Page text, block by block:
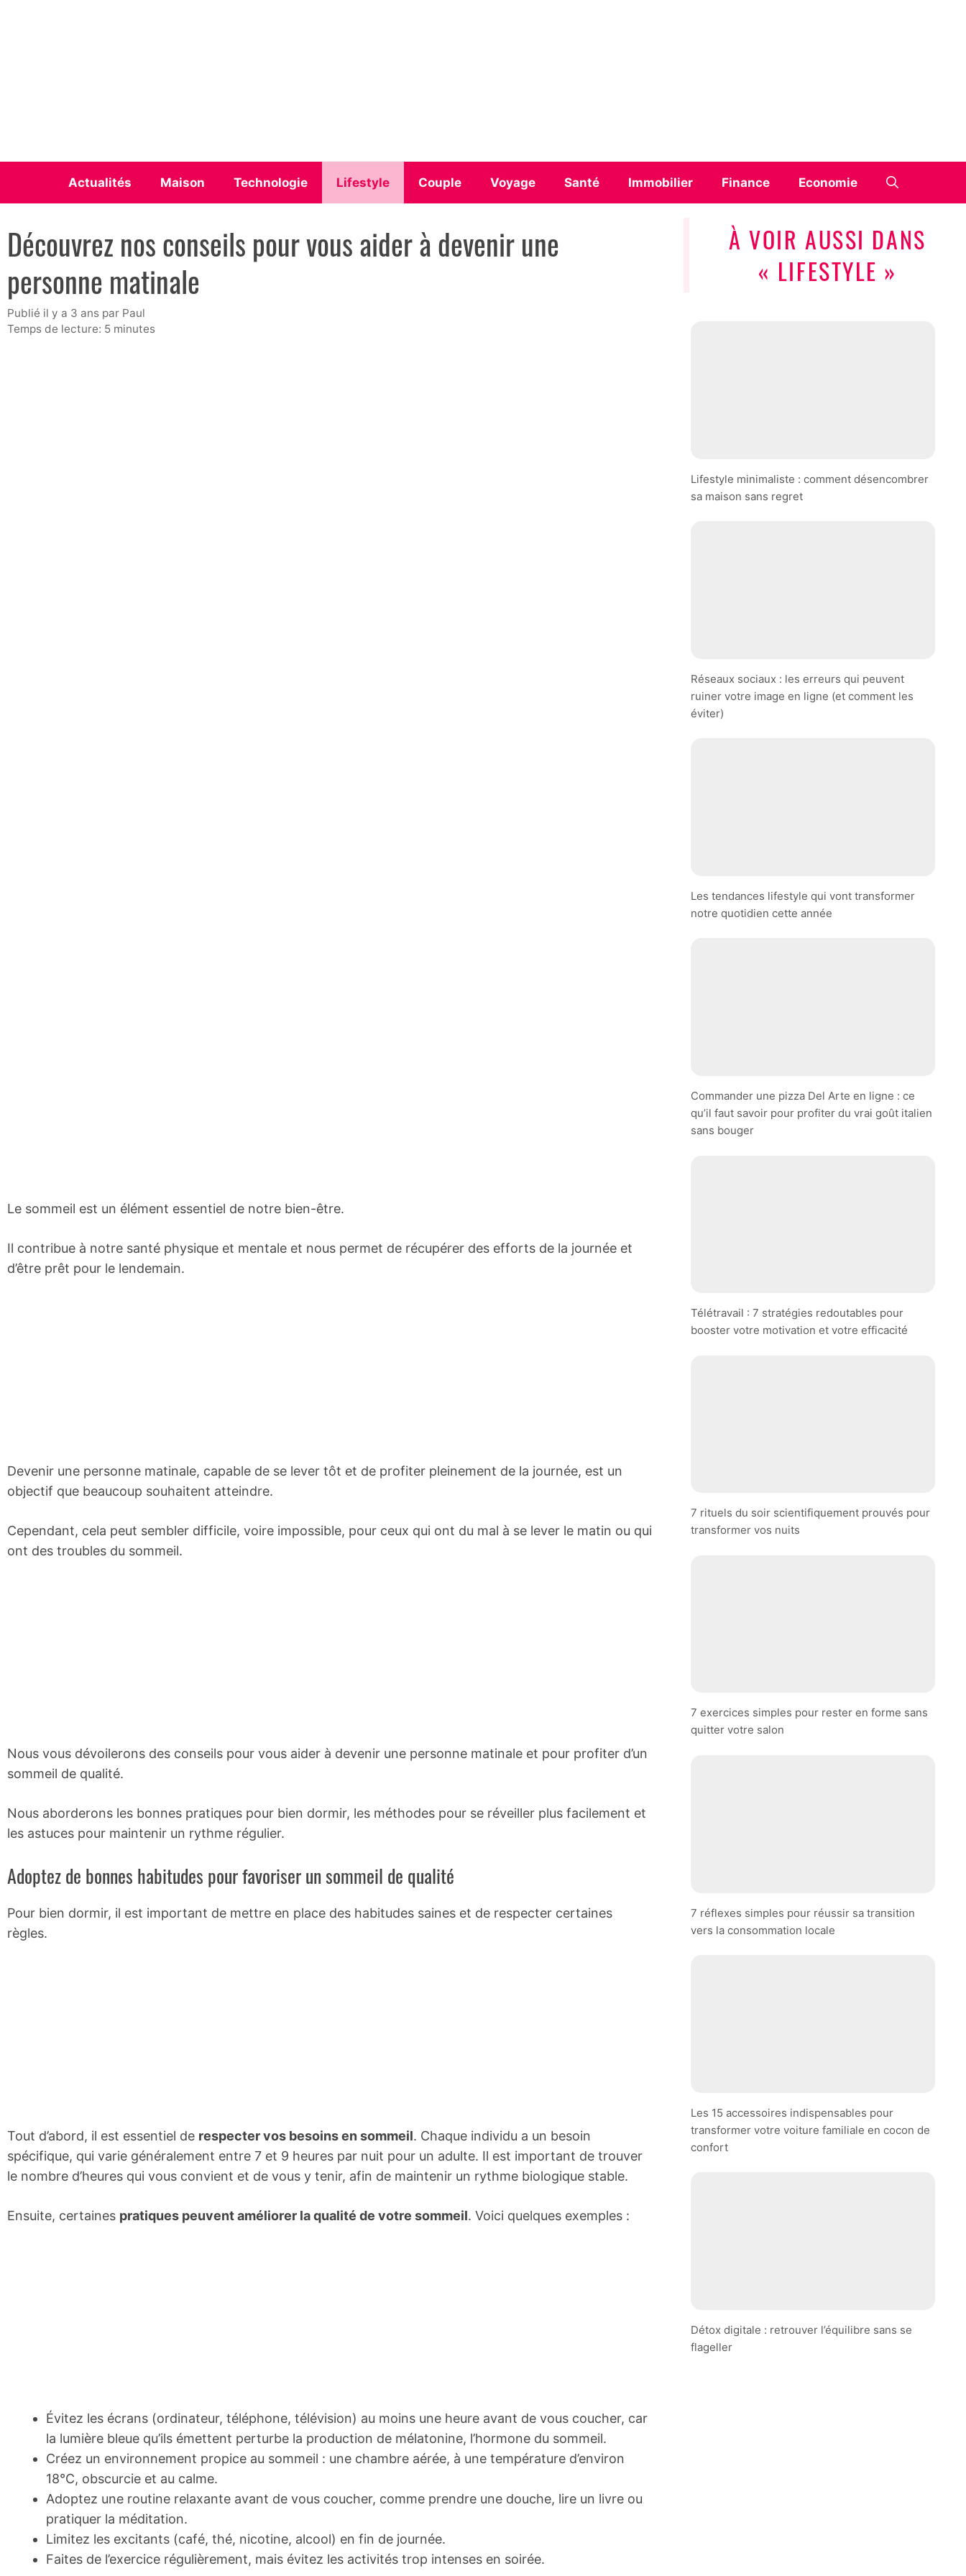
Actualités Maison Technologie Lifestyle Couple Voyage Santé Immobilier Finance Economie
Découvrez nos conseils pour vous aider à devenir une
personne matinale
publié il y a 3 ans par Paul
Temps de lecture: 5 minutes
Le sommeil est un élément essentiel de notre bien-être.
Il contribue à notre santé physique et mentale et nous permet de récupérer des efforts de la journée et
d’être prêt pour le lendemain.
Devenir une personne matinale, capable de se lever tôt et de profiter pleinement de la journée, est un
objectif que beaucoup souhaitent atteindre.
Cependant, cela peut sembler difficile, voire impossible, pour ceux qui ont du mal à se lever le matin ou qui
ont des troubles du sommeil.
Nous vous dévoilerons des conseils pour vous aider à devenir une personne matinale et pour profiter d’un
sommeil de qualité.
Nous aborderons les bonnes pratiques pour bien dormir, les méthodes pour se réveiller plus facilement et
les astuces pour maintenir un rythme régulier.
Adoptez de bonnes habitudes pour favoriser un sommeil de qualité
Pour bien dormir, il est important de mettre en place des habitudes saines et de respecter certaines
règles.
Tout d’abord, il est essentiel de respecter vos besoins en sommeil. Chaque individu a un besoin
spécifique, qui varie généralement entre 7 et 9 heures par nuit pour un adulte. Il est important de trouver
le nombre d’heures qui vous convient et de vous y tenir, afin de maintenir un rythme biologique stable.
Ensuite, certaines pratiques peuvent améliorer la qualité de votre sommeil. Voici quelques exemples :
Évitez les écrans (ordinateur, téléphone, télévision) au moins une heure avant de vous coucher, car
la lumière bleue qu’ils émettent perturbe la production de mélatonine, l’hormone du sommeil.
Créez un environnement propice au sommeil : une chambre aérée, à une température d’environ
18°C, obscurcie et au calme.
Adoptez une routine relaxante avant de vous coucher, comme prendre une douche, lire un livre ou
pratiquer la méditation.
Limitez les excitants (café, thé, nicotine, alcool) en fin de journée.
Faites de l’exercice régulièrement, mais évitez les activités trop intenses en soirée.
À VOIR AUSSI DANS
« LIFESTYLE »
Lifestyle minimaliste : comment désencombrer
sa maison sans regret
Réseaux sociaux : les erreurs qui peuvent
ruiner votre image en ligne (et comment les
éviter)
Les tendances lifestyle qui vont transformer
notre quotidien cette année
Commander une pizza Del Arte en ligne : ce
qu’il faut savoir pour profiter du vrai goût italien
sans bouger
Télétravail : 7 stratégies redoutables pour
booster votre motivation et votre efficacité
7 rituels du soir scientifiquement prouvés pour
transformer vos nuits
7 exercices simples pour rester en forme sans
quitter votre salon
7 réflexes simples pour réussir sa transition
vers la consommation locale
Les 15 accessoires indispensables pour
transformer votre voiture familiale en cocon de
confort
Détox digitale : retrouver l’équilibre sans se
flageller